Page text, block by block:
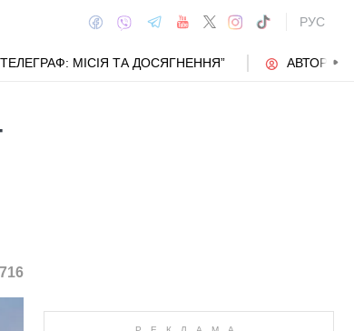
РУС
МІСІЯ ТА ДОСЯГНЕННЯ” АВТОРИ